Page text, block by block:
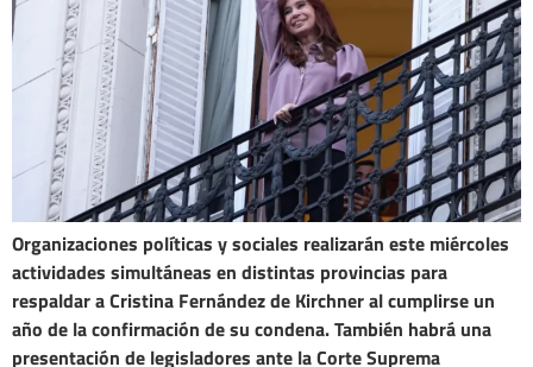
Organizaciones políticas y sociales realizarán este miércoles
actividades simultáneas en distintas provincias para
respaldar a Cristina Fernández de Kirchner al cumplirse un
año de la confirmación de su condena. También habrá una
presentación de legisladores ante la Corte Suprema